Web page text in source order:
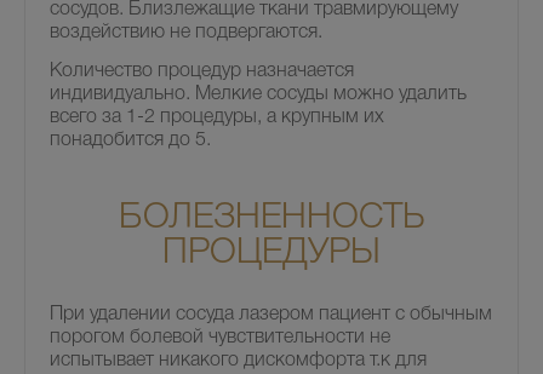
сосудов. Близлежащие ткани травмирующему
воздействию не подвергаются.
Количество процедур назначается
индивидуально. Мелкие сосуды можно удалить
всего за 1-2 процедуры, а крупным их
понадобится до 5.
БОЛЕЗНЕННОСТЬ
ПРОЦЕДУРЫ
При удалении сосуда лазером пациент с обычным
порогом болевой чувствительности не
испытывает никакого дискомфорта т.к для